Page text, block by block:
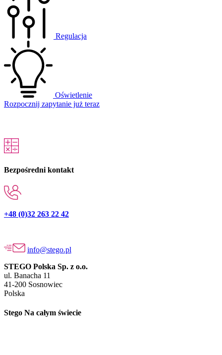
Regulacja
Oświetlenie
Rozpocznij zapytanie już teraz
Bezpośredni kontakt
+48 (0)32 263 22 42
info@stego.pl
STEGO Polska Sp. z o.o.
ul. Banacha 11
41-200 Sosnowiec
Polska
Stego Na całym świecie